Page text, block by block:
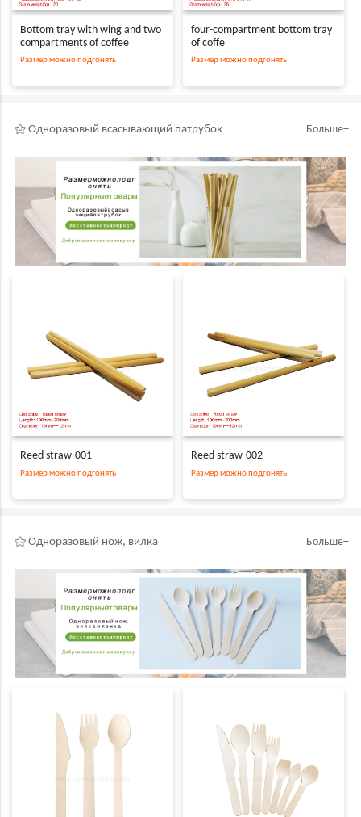
Bottom tray with wing and two
compartments of coffee
Размер можно подгонять
four-compartment bottom tray
of coffe
Размер можно подгонять
Одноразовый всасывающий патрубок Больше+
Reed straw-001
Размер можно подгонять
Reed straw-002
Размер можно подгонять
Одноразовый нож, вилка Больше+